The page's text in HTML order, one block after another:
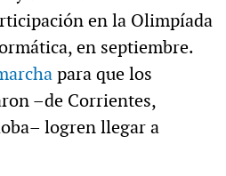
en la Olimpíada
en septiembre.
para que los
–de Corrientes,
logren llegar a